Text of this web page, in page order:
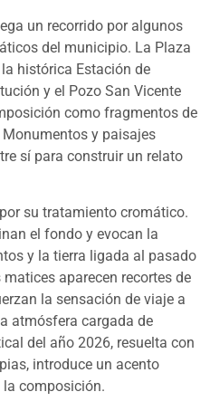
un recorrido por algunos
del municipio. La Plaza
histórica Estación de
y el Pozo San Vicente
como fragmentos de
y paisajes
sí para construir un relato
su tratamiento cromático.
el fondo y evocan la
y la tierra ligada al pasado
aparecen recortes de
la sensación de viaje a
atmósfera cargada de
del año 2026, resuelta con
introduce un acento
composición.